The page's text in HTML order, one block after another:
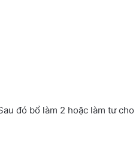
đó bổ làm 2 hoặc làm tư cho